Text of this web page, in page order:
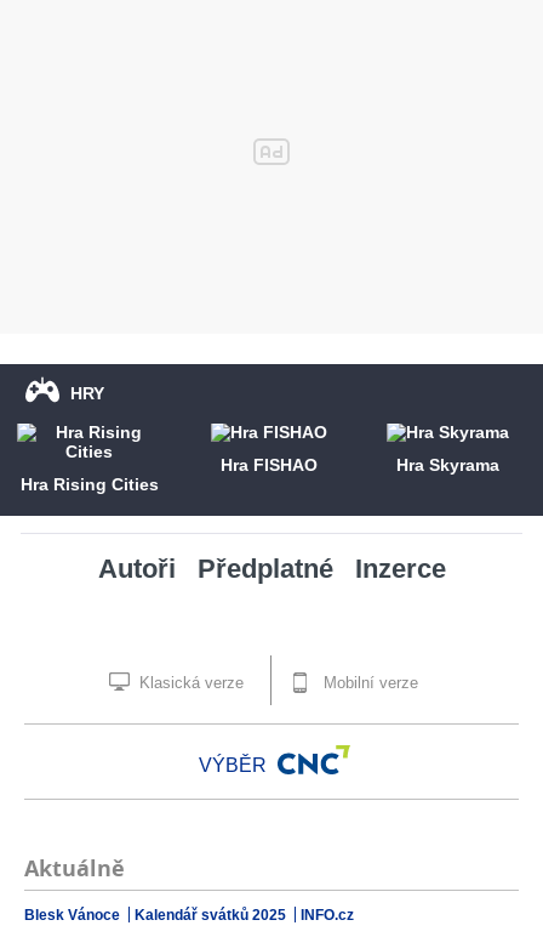
HRY
Hra Rising Cities
Hra FISHAO Hra Skyrama
Autoři Předplatné Inzerce
Klasická verze Mobilní verze
VÝBĚR
Aktuálně
Blesk Vánoce Kalendář svátků 2025 INFO.cz